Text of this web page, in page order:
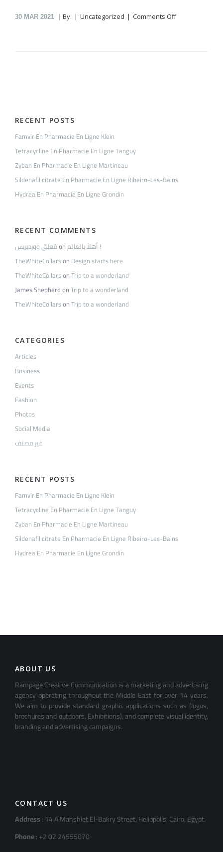
30 MAR 2021 By Uncategorized Comments Offon
RECENT POSTS
Famvir En Pharmacie En Ligne Klein
Tetracycline En Pharmacie En Ligne Tanguy
Zyban En Pharmacie En Ligne Martineau
Sildenafil citrate En Pharmacie En Ligne Ribeiro-Les-Bains
Hydrea En Pharmacie En Ligne Grondin
RECENT COMMENTS
مُعلِق ووردبريسon
أهلاً بالعالم !
TheWhiteCollarson Design starts here
TheWhiteCollarsonTrip to a wonderland
James ShepherdonTrip to a wonderland
TheWhiteCollarsonTrip to a wonderland
CATEGORIES
Articles
Business
Events
Fashion
Photos
Social Media
غير مصنف
RECENT POSTS
Famvir En Pharmacie En Ligne Klein
Tetracycline En Pharmacie En Ligne Tanguy
Zyban En Pharmacie En Ligne Martineau
Sildenafil citrate En Pharmacie En Ligne Ribeiro-Les-Bains
Hydrea En Pharmacie En Ligne Grondin
ABOUT US
Rampage Creative Communication is a marketing and advertising
agency operating throughout the Middle East for over 14 years.
We aim to provide standard graphic applications such as (logos,
brochures and outdoors, Exhibitions), and complete visual identity,
branding and advertising campaigns.
CONTACT US
Address: 14 A Manshiet El-Bakry Street, Heliopolis, Cairo, Egypt.
Phone: +2 02 24555070